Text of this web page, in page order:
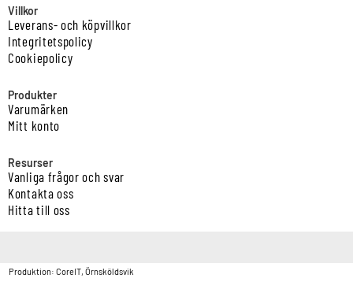
Villkor
Leverans- och köpvillkor
Integritetspolicy
Cookiepolicy
Produkter
Varumärken
Mitt konto
Resurser
Vanliga frågor och svar
Kontakta oss
Hitta till oss
Produktion: CoreIT, Örnsköldsvik